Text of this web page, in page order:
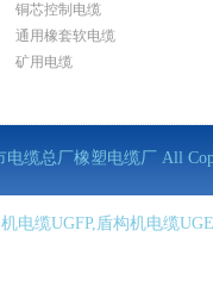
铜芯控制电缆
通用橡套软电缆
矿用电缆
电缆总厂橡塑电缆厂 All
电缆UGFP,盾构机电缆